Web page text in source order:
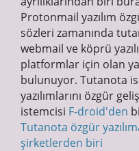
Protonmail yazılım
sözleri zamanında
webmail ve köprü
platformlar için olan
bulunuyor. Tutanota
yazılımlarını özgür
istemcisi F-droid'den
Tutanota özgür
şirketlerden biri